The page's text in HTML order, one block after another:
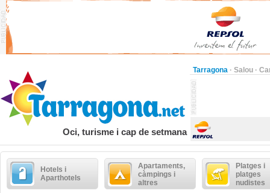
Tarragona · Salou ·
Oci, turisme i cap de setmana
Hotels i
Aparthotels
Apartaments,
càmpings i
altres
Platges i
platges
nudistes